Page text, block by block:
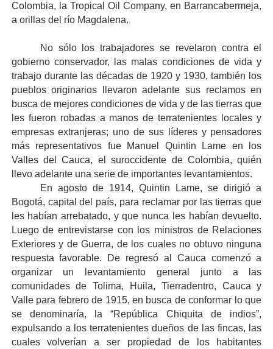
Colombia, la Tropical Oil Company, en Barrancabermeja,
a orillas del río Magdalena.
No sólo los trabajadores se revelaron contra el
gobierno conservador, las malas condiciones de vida y
trabajo durante las décadas de 1920 y 1930, también los
pueblos originarios llevaron adelante sus reclamos en
busca de mejores condiciones de vida y de las tierras que
les fueron robadas a manos de terratenientes locales y
empresas extranjeras; uno de sus líderes y pensadores
más representativos fue Manuel Quintin Lame en los
Valles del Cauca, el suroccidente de Colombia, quién
llevo adelante una serie de importantes levantamientos.
En agosto de 1914, Quintin Lame, se dirigió a
Bogotá, capital del país, para reclamar por las tierras que
les habían arrebatado, y que nunca les habían devuelto.
Luego de entrevistarse con los ministros de Relaciones
Exteriores y de Guerra, de los cuales no obtuvo ninguna
respuesta favorable. De regresó al Cauca comenzó a
organizar un levantamiento general junto a las
comunidades de Tolima, Huila, Tierradentro, Cauca y
Valle para febrero de 1915, en busca de conformar lo que
se denominaría, la “República Chiquita de indios”,
expulsando a los terratenientes dueños de las fincas, las
cuales volverían a ser propiedad de los habitantes